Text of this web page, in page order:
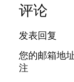
评论
发表回复
您的邮箱地
注